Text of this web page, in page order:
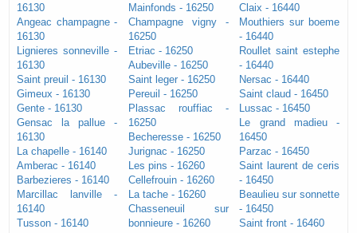
16130
Angeac champagne -
16130
Lignieres sonneville -
16130
Saint preuil - 16130
Gimeux - 16130
Gente - 16130
Gensac la pallue -
16130
La chapelle - 16140
Amberac - 16140
Barbezieres - 16140
Marcillac lanville -
16140
Tusson - 16140
Mainfonds - 16250
Champagne vigny -
16250
Etriac - 16250
Aubeville - 16250
Saint leger - 16250
Pereuil - 16250
Plassac rouffiac -
16250
Becheresse - 16250
Jurignac - 16250
Les pins - 16260
Cellefrouin - 16260
La tache - 16260
Chasseneuil sur
bonnieure - 16260
Claix - 16440
Mouthiers sur boeme
- 16440
Roullet saint estephe
- 16440
Nersac - 16440
Saint claud - 16450
Lussac - 16450
Le grand madieu -
16450
Parzac - 16450
Saint laurent de ceris
- 16450
Beaulieu sur sonnette
- 16450
Saint front - 16460